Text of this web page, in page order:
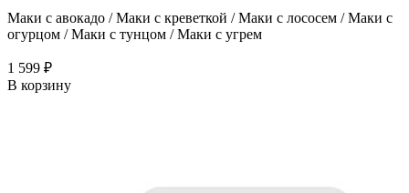
Маки с авокадо / Маки с креветкой / Маки с лососем / Маки с
огурцом / Маки с тунцом / Маки с угрем
1 599 ₽
В корзину